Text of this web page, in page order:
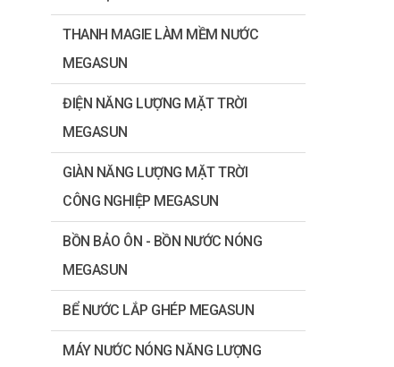
THANH MAGIE LÀM MỀM NƯỚC
MEGASUN
ĐIỆN NĂNG LƯỢNG MẶT TRỜI
MEGASUN
GIÀN NĂNG LƯỢNG MẶT TRỜI
CÔNG NGHIỆP MEGASUN
BỒN BẢO ÔN - BỒN NƯỚC NÓNG
MEGASUN
BỂ NƯỚC LẮP GHÉP MEGASUN
MÁY NƯỚC NÓNG NĂNG LƯỢNG